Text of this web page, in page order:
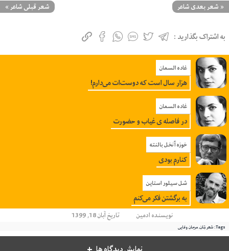
« شعر بعدی شاعر شعر قبلی شاعر»
به اشتراک بگذارید :
غاده السمان
هزار سال است که دوست‌ات می‌دارم!
غاده السمان
در فاصله ی غیاب و حضورت
خوزه آنخل بالنته
کنارم بودی
شل سیلور استاین
به‌ برگشتن‌ فکر می‌کنم‌
نویسندهادمین تاریخ آبان 18, 1399
Tags: شعر زنان,مرجان وفایی